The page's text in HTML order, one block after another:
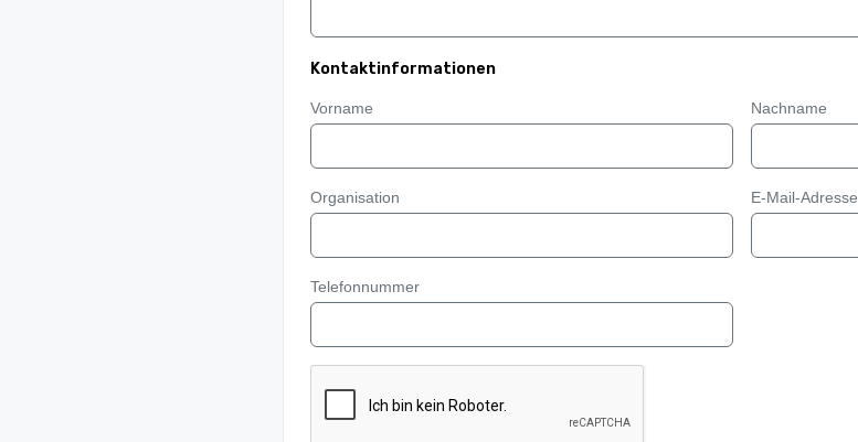
Kontaktinformationen
Vorname Nachname
Organisation E-Mail-Adresse
Telefonnummer